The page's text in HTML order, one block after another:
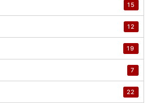
15
12
19
7
22